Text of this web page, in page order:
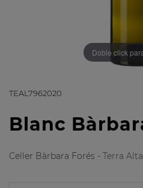
Doble click
TEAL7962020
Blanc
Celler Bàrbara Forés - Terra Alta